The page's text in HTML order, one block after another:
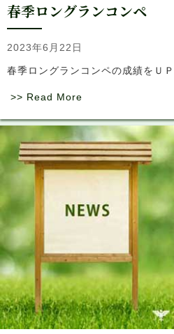
春季ロングランコンペ
2023年6月22日
春季ロングランコンペの成績をＵ
>> Read More